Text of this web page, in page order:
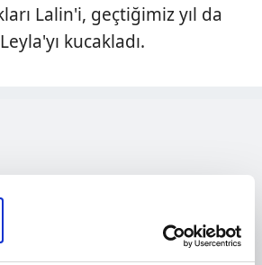
Lalin'i, geçtiğimiz yıl da
kucakladı.